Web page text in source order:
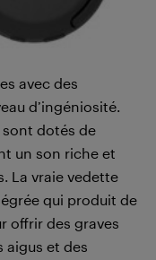
avec des
d’ingéniosité.
sont dotés de
un son riche et
La vraie vedette
qui produit de
offrir des graves
aigus et des